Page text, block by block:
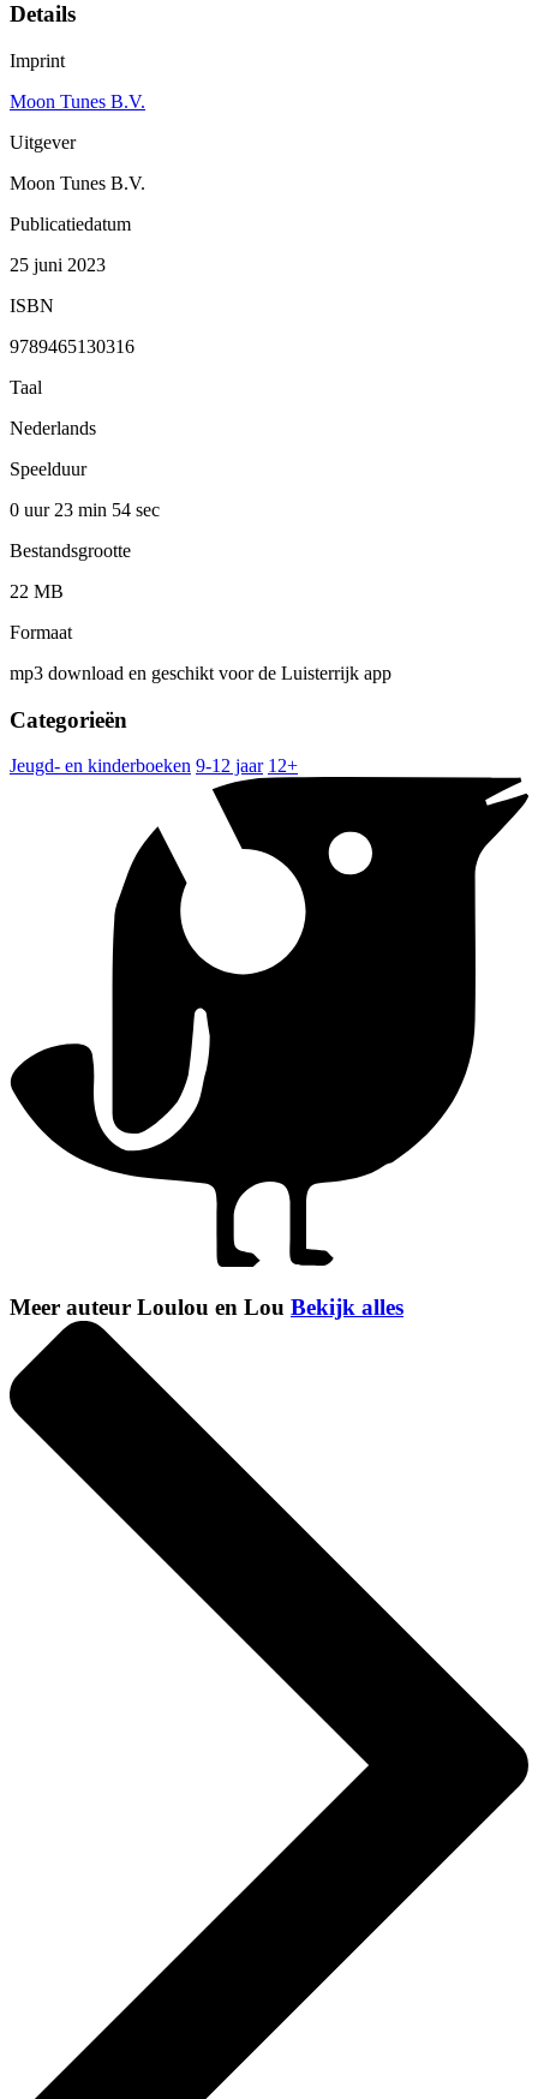
Details
Imprint
Moon Tunes B.V.
Uitgever
Moon Tunes B.V.
Publicatiedatum
25 juni 2023
ISBN
9789465130316
Taal
Nederlands
Speelduur
0 uur 23 min 54 sec
Bestandsgrootte
22 MB
Formaat
mp3 download en geschikt voor de Luisterrijk app
Categorieën
Jeugd- en kinderboeken 9-12 jaar 12+
Meer auteur Loulou en Lou Bekijk alles